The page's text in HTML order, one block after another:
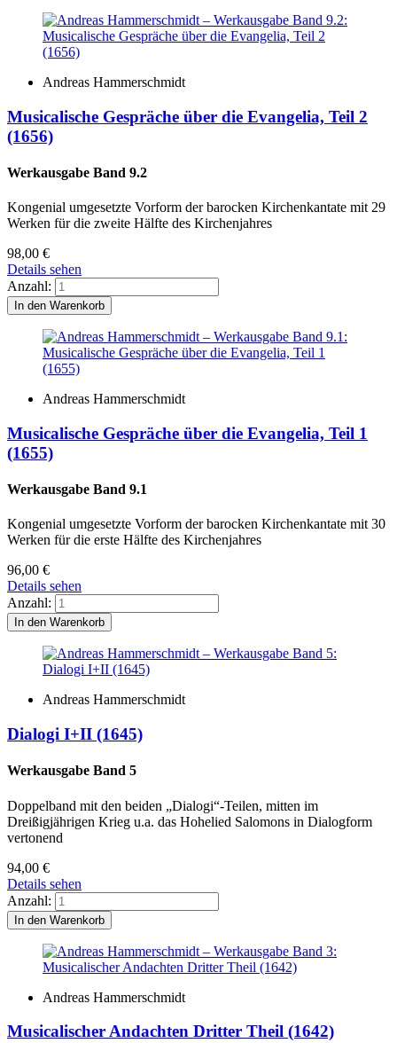
Andreas Hammerschmidt
Musicalische Gespräche über die Evangelia, Teil 2
(1656)
Werkausgabe Band 9.2
Kongenial umgesetzte Vorform der barocken Kirchenkantate mit 29
Werken für die zweite Hälfte des Kirchenjahres
98,00 €
Details sehen
Anzahl:
Andreas Hammerschmidt
Musicalische Gespräche über die Evangelia, Teil 1
(1655)
Werkausgabe Band 9.1
Kongenial umgesetzte Vorform der barocken Kirchenkantate mit 30
Werken für die erste Hälfte des Kirchenjahres
96,00 €
Details sehen
Anzahl:
Andreas Hammerschmidt
Dialogi I+II (1645)
Werkausgabe Band 5
Doppelband mit den beiden „Dialogi“-Teilen, mitten im
Dreißigjährigen Krieg u.a. das Hohelied Salomons in Dialogform
vertonend
94,00 €
Details sehen
Anzahl:
Andreas Hammerschmidt
Musicalischer Andachten Dritter Theil (1642)